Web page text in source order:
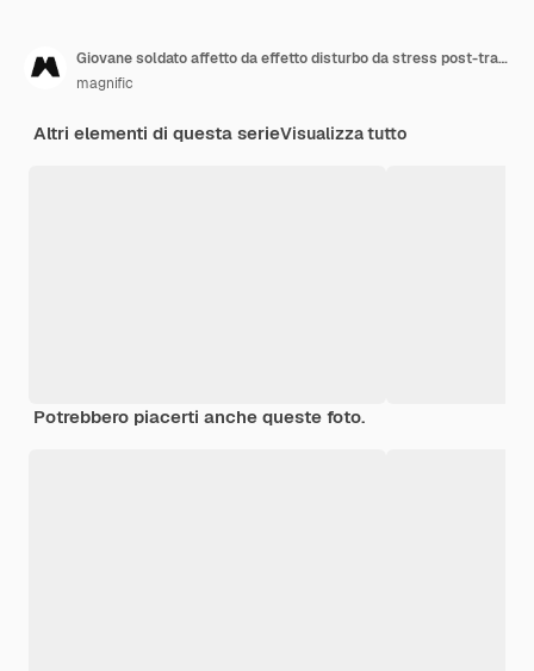
Giovane soldato affetto da effetto disturbo da stress post-traumatico
magnific
Altri elementi di questa serieVisualizza tutto
Potrebbero piacerti anche queste foto.